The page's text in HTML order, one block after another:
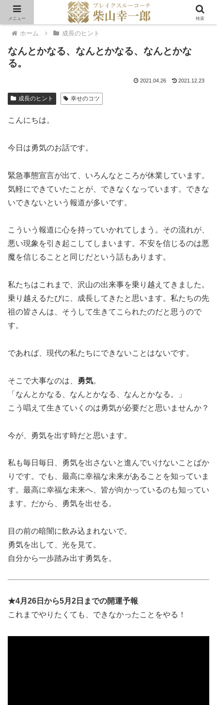
ホーム 成長のヒント
なんとかなる、なんとかなる、なんとかな
る。
2021.04.26 2021.12.23
成長のヒント 幸せのコツ
こんにちは。
今日は勇気のお話です。
緊急事態宣言が出て、いろんなところが休業しています。
気軽にできていたことが、できなくなっています。できな
いできないという報道が多いです。
こういう報道に心を持っていかれてしまう。その流れが、
悪い現象を引き起こしてしまいます。不安を信じるのは悪
魔を信じることと同じだという話もあります。
私たちはこれまで、沢山の出来事を乗り越えてきました。
乗り越えるたびに、成長してきたと思います。私たちの先
祖の皆さんは、そうして生きてこられたのだと思うので
す。
であれば、現代の私たちにできないことはないです。
そこで大事なのは、 勇気。
「なんとかなる、なんとかなる、なんとかなる。」
こう唱えて生きていくのは勇気が必要だと思いませんか？
今が、勇気を出す時だと思います。
私も毎日毎日、勇気を出さないと進んでいけないことばか
りです。でも、最高に幸福な未来があることを知っていま
す。最高に幸福な未来へ、皆が向かっているのも知ってい
ます。だから、勇気を出せる。
目の前の暗闇に飲み込まれないで。
勇気を出して、光を見て。
自分から一歩踏み出す勇気を。
★4月26日から5月2日までの開運予報
これまでやりたくても、できなかったことをやる！
メニュー 検索